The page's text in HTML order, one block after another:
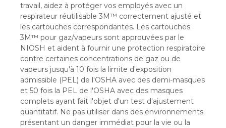
travail, aidez à protéger vos employés avec un
respirateur réutilisable 3M™ correctement ajusté et
les cartouches correspondantes. Les cartouches
3M™ pour gaz/vapeurs sont approuvées par le
NIOSH et aident à fournir une protection respiratoire
contre certaines concentrations de gaz ou de
vapeurs jusqu'à 10 fois la limite d'exposition
admissible (PEL) de l'OSHA avec des demi-masques
et 50 fois la PEL de l'OSHA avec des masques
complets ayant fait l'objet d'un test d'ajustement
quantitatif. Ne pas utiliser dans des environnements
présentant un danger immédiat pour la vie ou la